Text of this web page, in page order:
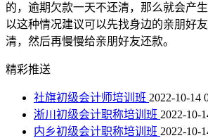
的，逾期欠款一天不还清，那么就会产
以这种情况建议可以先找身边的亲朋好
清，然后再慢慢给亲朋好友还款。
精彩推送
社旗初级会计师培训班 2022-10-14
淅川初级会计职称培训班 2022-10-
内乡初级会计职称培训班 2022-10-